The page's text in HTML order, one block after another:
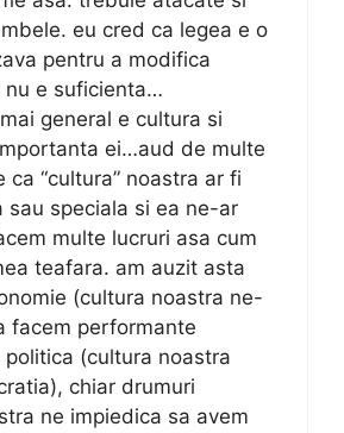
eu cred ca legea e o
pentru a modifica
e suficienta…
general e cultura si
ei…aud de multe
ca “cultura” noastra ar fi
sau speciala si ea ne-ar
multe lucruri asa cum
teafara. am auzit asta
(cultura noastra ne-
facem performante
politica (cultura noastra
chiar drumuri
ne impiedica sa avem